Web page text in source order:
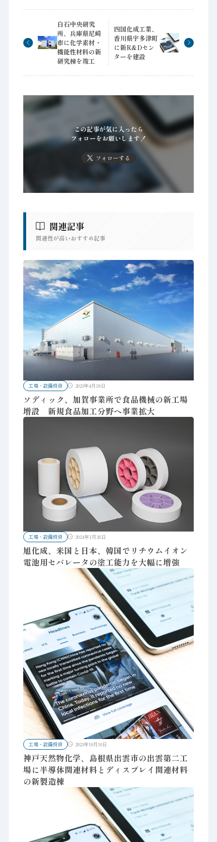
白石中央研究
所、兵庫県尼崎
市に化学素材・
機能性材料の新
研究棟を竣工
四国化成工業、
香川県宇多津町
に新R&Dセン
ターを建設
この記事が気に入ったら
フォローをお願いします！
フォローする
関連記事
関連性が高いおすすめ記事
工場・設備投資 2023年4月18日
ソディック、加賀事業所で食品機械の新工場
増設 新規食品加工分野へ事業拡大
工場・設備投資 2024年1月26日
旭化成、米国と日本、韓国でリチウムイオン
電池用セパレータの塗工能力を大幅に増強
工場・設備投資 2023年10月10日
神戸天然物化学、島根県出雲市の出雲第二工
場に半導体関連材料とディスプレイ関連材料
の新製造棟